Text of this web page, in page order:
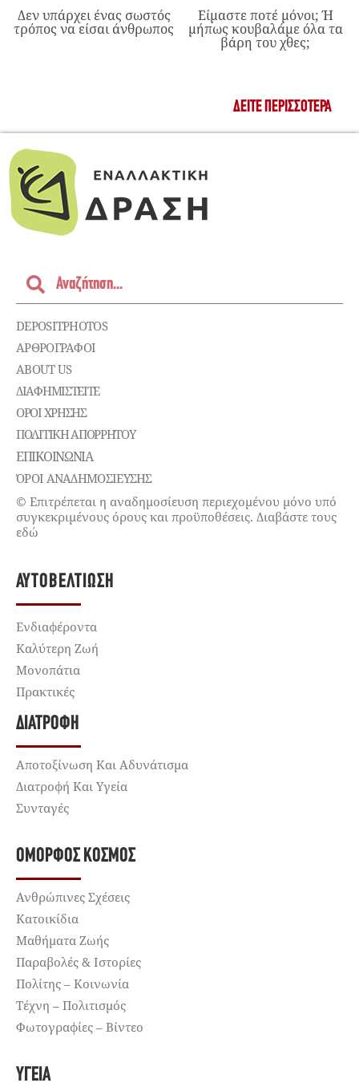
Δεν υπάρχει ένας σωστός
τρόπος να είσαι άνθρωπος
Είμαστε ποτέ μόνοι; Ή
μήπως κουβαλάμε όλα τα
βάρη του χθες;
ΔΕΊΤΕ ΠΕΡΙΣΣΌΤΕΡΑ
DEPOSITPHOTOS
ΑΡΘΡΟΓΡΑΦΟΙ
ABOUT US
ΔΙΑΦΗΜΙΣΤΕΊΤΕ
ΌΡΟΙ ΧΡΉΣΗΣ
ΠΟΛΙΤΙΚΉ ΑΠΟΡΡΉΤΟΥ
ΕΠΙΚΟΙΝΩΝΊΑ
ΌΡΟΙ ΑΝΑΔΗΜΟΣΙΕΥΣΗΣ
© Επιτρέπεται η αναδημοσίευση περιεχομένου μόνο υπό
συγκεκριμένους όρους και προϋποθέσεις. Διαβάστε τους
εδώ
ΑΥΤΟΒΕΛΤΊΩΣΗ
Ενδιαφέροντα
Καλύτερη Ζωή
Μονοπάτια
Πρακτικές
ΔΙΑΤΡΟΦΉ
Αποτοξίνωση Και Αδυνάτισμα
Διατροφή Και Υγεία
Συνταγές
ΌΜΟΡΦΟΣ ΚΌΣΜΟΣ
Ανθρώπινες Σχέσεις
Κατοικίδια
Μαθήματα Ζωής
Παραβολές & Ιστορίες
Πολίτης – Κοινωνία
Τέχνη – Πολιτισμός
Φωτογραφίες – Βίντεο
ΥΓΕΊΑ